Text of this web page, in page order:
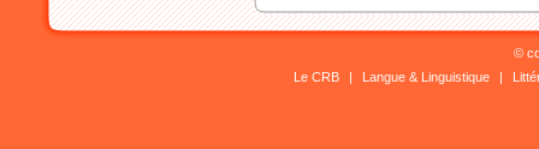
©
Le CRB
| Langue & Linguistique |